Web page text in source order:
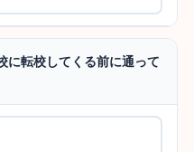
転校してくる前に通って